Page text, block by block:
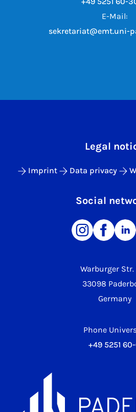
E-Mail:
sekretariat@emt.uni-
Warburger Str.
33098
Germany
Phone
+49 5251
Legal
Imprint Data privacy
Social